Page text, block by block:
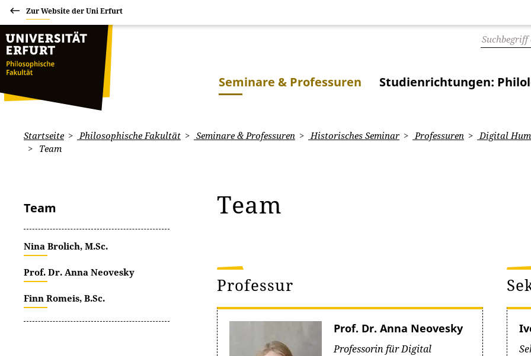
Zur Website der Uni Erfurt
Seminare & Professuren Studienrichtungen:
Startseite Philosophische Fakultät Seminare & Professuren Historisches Seminar Professuren
Digital
Team
Team
Nina Brolich, M.Sc.
Prof. Dr. Anna Neovesky
Finn Romeis, B.Sc.
Team
Professur
Prof. Dr. Anna Neovesky
Professorin für Digital